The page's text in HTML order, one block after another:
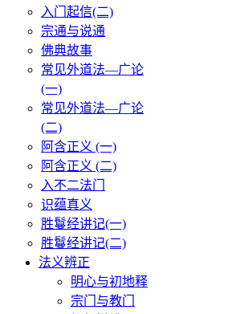
入门起信(二)
宗通与说通
佛典故事
常见外道法—广论
(一)
常见外道法—广论
(二)
阿含正义 (一)
阿含正义 (二)
入不二法门
识蕴真义
胜鬘经讲记(一)
胜鬘经讲记(二)
法义辨正
明心与初地释
宗门与教门